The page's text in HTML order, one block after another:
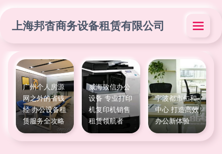
上海邦杳商务设备租赁有限公司
广州个人房源
网之外的省钱
经 办公设备租
赁服务全攻略
威海致信办公
设备 专业打印
机复印机销售
租赁领航者
宁波都市仁和
中心 打造高效
办公新体验